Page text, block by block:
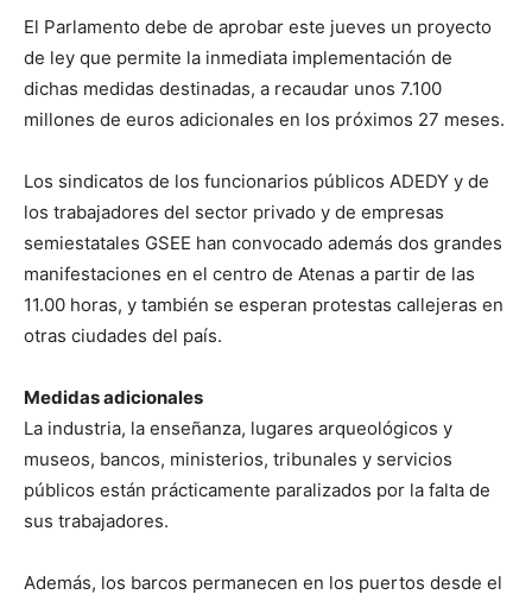
El Parlamento debe de aprobar este jueves un proyecto
de ley que permite la inmediata implementación de
dichas medidas destinadas, a recaudar unos 7.100
millones de euros adicionales en los próximos 27 meses.
Los sindicatos de los funcionarios públicos ADEDY y de
los trabajadores del sector privado y de empresas
semiestatales GSEE han convocado además dos grandes
manifestaciones en el centro de Atenas a partir de las
11.00 horas, y también se esperan protestas callejeras en
otras ciudades del país.
Medidas adicionales
La industria, la enseñanza, lugares arqueológicos y
museos, bancos, ministerios, tribunales y servicios
públicos están prácticamente paralizados por la falta de
sus trabajadores.
Además, los barcos permanecen en los puertos desde el